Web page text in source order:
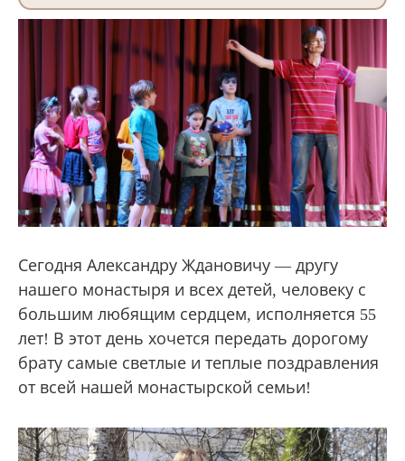
Сегодня Александру Ждановичу — другу
нашего монастыря и всех детей, человеку с
большим любящим сердцем, исполняется 55
лет! В этот день хочется передать дорогому
брату самые светлые и теплые поздравления
от всей нашей монастырской семьи!